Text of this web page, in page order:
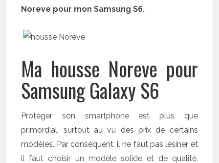
Noreve pour mon Samsung S6.
Ma housse Noreve pour
Samsung Galaxy S6
Protéger son smartphone est plus que
primordial, surtout au vu des prix de certains
modèles. Par conséquent, il ne faut pas lésiner et
il faut choisir un modèle solide et de qualité.